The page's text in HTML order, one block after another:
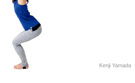
Kenji Yamada